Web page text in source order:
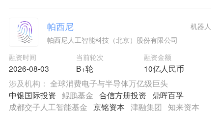
帕西尼
帕西尼人工智能科技（北京）股份有限公司
融资时间
2026-08-03
当前轮次
B+轮
融资金额
10亿人民币
机器人
涉及机构： 全球消费电子与半导体万亿级巨头
中银国际投资 鲲鹏基金 合信方册投资
鼎晖百孚
成都交子人工智能基金 京铭资本 津融集团 知来资本